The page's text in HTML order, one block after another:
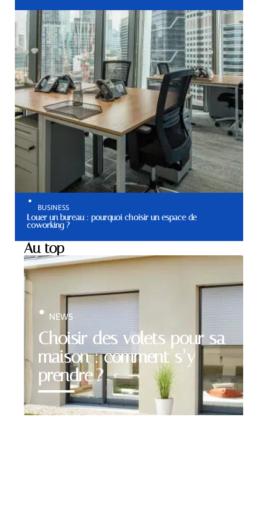
BUSINESS
Louer un bureau : pourquoi choisir un espace de
coworking ?
Au top
Choisir des volets pour sa
maison : comment s’y
prendre ?
NEWS